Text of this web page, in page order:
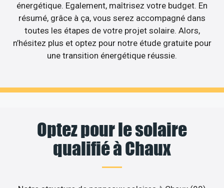
énergétique. Egalement, maîtrisez votre budget. En
résumé, grâce à ça, vous serez accompagné dans
toutes les étapes de votre projet solaire. Alors,
n’hésitez plus et optez pour notre étude gratuite pour
une transition énergétique réussie.
Optez pour le solaire
qualifié à Chaux